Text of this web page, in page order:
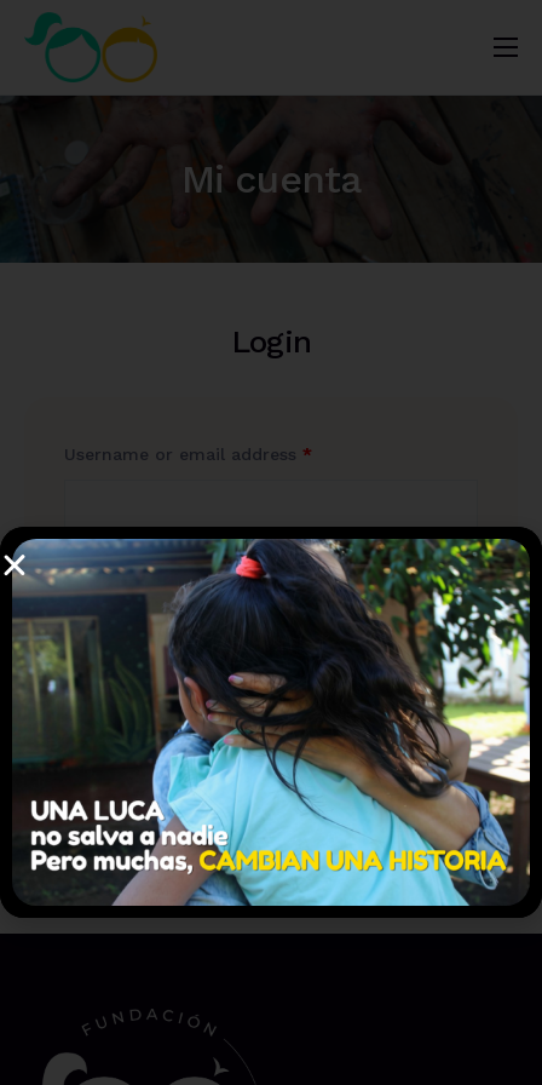
Nosotros
Mi cuenta
Login
Username or email address *
Password*
Remember me
Log in
Lost your password?